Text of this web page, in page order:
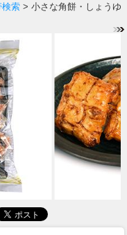
検索 > 小さな角餅・しょうゆ